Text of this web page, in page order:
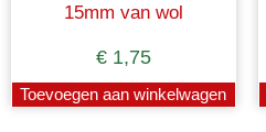
15mm van wol
€ 1,75
Toevoegen aan winkelwagen